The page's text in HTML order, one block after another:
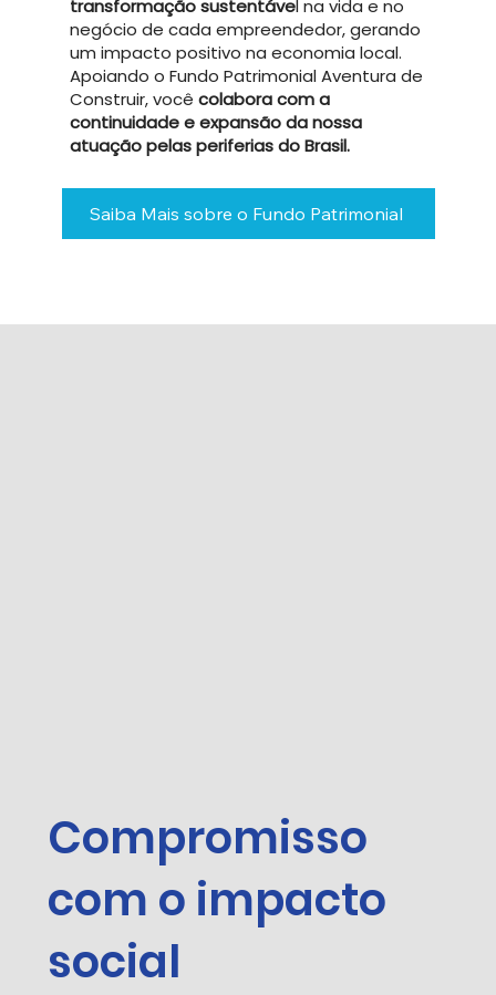
transformação sustentável na vida e no
negócio de cada empreendedor, gerando
um impacto positivo na economia local.
Apoiando o Fundo Patrimonial Aventura de
Construir, você colabora com a
continuidade e expansão da nossa
atuação pelas periferias do Brasil.
Saiba Mais sobre o Fundo Patrimonial
Compromisso
com o impacto
social